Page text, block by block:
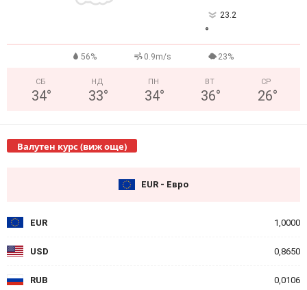
23.2
°
56% 0.9m/s 23%
СБ
34°
НД
33°
ПН
34°
ВТ
36°
СР
26°
Валутен курс (виж още)
EUR - Евро
EUR 1,0000
USD 0,8650
RUB 0,0106